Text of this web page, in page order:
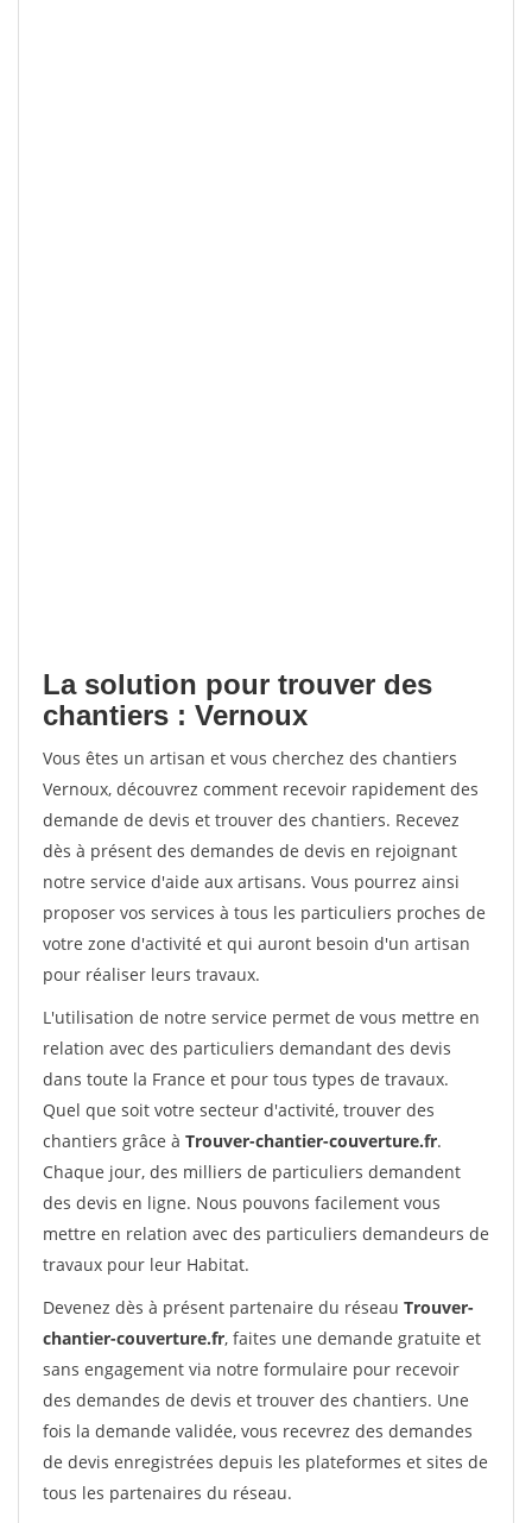
La solution pour trouver des
chantiers : Vernoux
Vous êtes un artisan et vous cherchez des chantiers
Vernoux, découvrez comment recevoir rapidement des
demande de devis et trouver des chantiers. Recevez
dès à présent des demandes de devis en rejoignant
notre service d'aide aux artisans. Vous pourrez ainsi
proposer vos services à tous les particuliers proches de
votre zone d'activité et qui auront besoin d'un artisan
pour réaliser leurs travaux.
L'utilisation de notre service permet de vous mettre en
relation avec des particuliers demandant des devis
dans toute la France et pour tous types de travaux.
Quel que soit votre secteur d'activité, trouver des
chantiers grâce à Trouver-chantier-couverture.fr.
Chaque jour, des milliers de particuliers demandent
des devis en ligne. Nous pouvons facilement vous
mettre en relation avec des particuliers demandeurs de
travaux pour leur Habitat.
Devenez dès à présent partenaire du réseau Trouver-
chantier-couverture.fr, faites une demande gratuite et
sans engagement via notre formulaire pour recevoir
des demandes de devis et trouver des chantiers. Une
fois la demande validée, vous recevrez des demandes
de devis enregistrées depuis les plateformes et sites de
tous les partenaires du réseau.